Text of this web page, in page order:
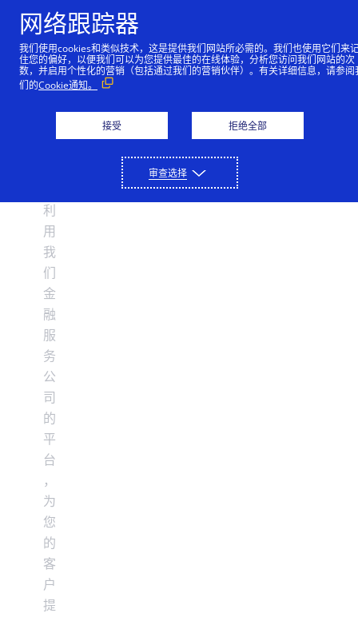
支付解决方案
少欺诈和保护支付数据。
接受网上、销售点以及呼叫中心的付款。
欺诈和风险管理
帮助最大限度地减少欺诈损失并增加收入。
支付安全
保护敏感的支付数据并简化 PCI DSS 合规工作。
其他服务
定期结算、全球税务计算、货币兑换等。
合作伙伴
金融服务公司
我们通过金融合作伙伴提供解决方案。
技术合作伙伴
与领先的技术和基础设施提供商建立联系。
解决方案合作伙伴
定制可满足您业务需求的解决方案。
成为合作伙伴
与我们合作，提升您的业务能力。
我们的编码环境为您提供了各种工具，用于构建可在全
球范围内扩大规模的无摩擦支付解决方案。
详细了解
API 参考资料
查看示例代码和字段说明。
开发人员指南
查看用于实施我们的 API 的功能级别指南。
设置测试账户
注册创建评估账户。
联系我们屡获殊荣的客户支持团队，或直接联系销售人
员。
详细了解
支持中心
访问我们的客户支持门户网站，以及阅读实用文章。
技术文档
查找 API 文档和其他指导资源。
销售帮助
详细了解我们的服务如何为您的业务提供帮助。
关于我们
Cybersource 提供一整套在线和面对面服务，可简化支
付操作并实现支付操作自动化。
公司历史
了解我们如何成为支付和欺诈管理领域的领先者，以及
我们如何帮助像您这样的企业在全球范围内扩展。
Cybersource 博客
获取关于业务经营和提升客户满意度的窍门。
与我们合作
您是否热衷于支付技术？来加入我们的团队吧。我们的
团队充满乐趣、具有包容性且不断成长。
登录
金融
服务
利
用
我
们
金
融
服
务
公
司
的
平
台
，
为
您
的
客
户
提
网络跟踪器
我们使用cookies和类似技术，这是提供我们网站所必需的。我们也使用它们来
住您的偏好，以便我们可以为您提供最佳的在线体验，分析您访问我们网站的次
数，并启用个性化的营销（包括通过我们的营销伙伴）。有关详细信息，请参阅
们的Cookie通知。
接受 拒绝全部
审查选择